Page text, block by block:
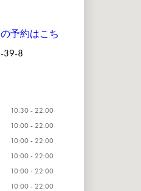
予約はこち
39-8
10:30 - 22:00
10:00 - 22:00
10:00 - 22:00
10:00 - 22:00
10:00 - 22:00
10:00 - 22:00